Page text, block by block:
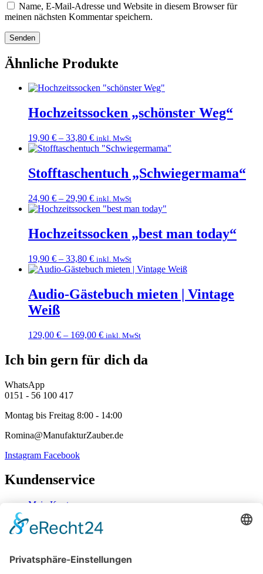
Name, E-Mail-Adresse und Website in diesem Browser für
meinen nächsten Kommentar speichern.
Ähnliche Produkte
Hochzeitssocken „schönster Weg“
19,90 € – 33,80 € inkl. MwSt
Stofftaschentuch „Schwiegermama“
24,90 € – 29,90 € inkl. MwSt
Hochzeitssocken „best man today“
19,90 € – 33,80 € inkl. MwSt
Audio-Gästebuch mieten | Vintage
Weiß
129,00 € – 169,00 € inkl. MwSt
Ich bin gern für dich da
WhatsApp
0151 - 56 100 417
Montag bis Freitag 8:00 - 14:00
Romina@ManufakturZauber.de
Instagram Facebook
Kundenservice
Mein Konto
Zahlung & Versand
Widerrufsbelehrung
Mein Konto
Kontakt